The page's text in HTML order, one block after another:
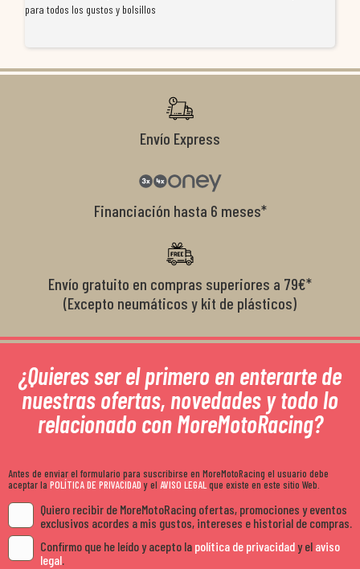
para todos los gustos y bolsillos
Envío Express
Financiación hasta 6 meses*
Envío gratuito en compras superiores a 79€*
(Excepto neumáticos y kit de plásticos)
¿Quieres ser el primero en enterarte de
nuestras ofertas, novedades y todo lo
relacionado con MoreMotoRacing?
Antes de enviar el formulario para suscribirse en MoreMotoRacing el usuario debe
aceptar la POLÍTICA DE PRIVACIDADy el AVISO LEGALque existe en este sitio Web.
Quiero recibir de MoreMotoRacing ofertas, promociones y eventos
exclusivos acordes a mis gustos, intereses e historial de compras.
Confirmo que he leído y acepto la política de privacidady el aviso
legal.